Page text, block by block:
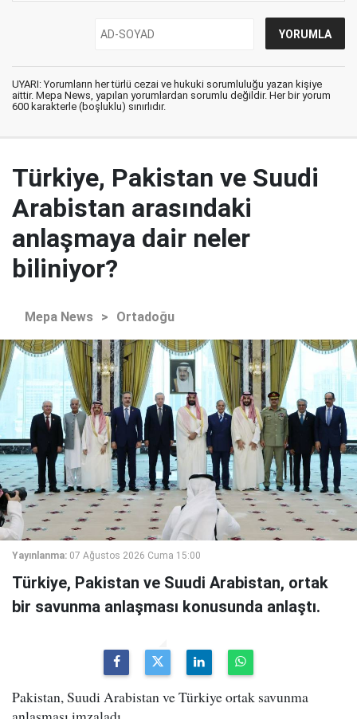
UYARI: Yorumların her türlü cezai ve hukuki sorumluluğu yazan kişiye
aittir. Mepa News, yapılan yorumlardan sorumlu değildir. Her bir yorum
600 karakterle (boşluklu) sınırlıdır.
Türkiye, Pakistan ve Suudi
Arabistan arasındaki
anlaşmaya dair neler
biliniyor?
Mepa News > Ortadoğu
Yayınlanma: 07 Ağustos 2026 Cuma 15:00
Türkiye, Pakistan ve Suudi Arabistan, ortak
bir savunma anlaşması konusunda anlaştı.
Pakistan, Suudi Arabistan ve Türkiye ortak savunma